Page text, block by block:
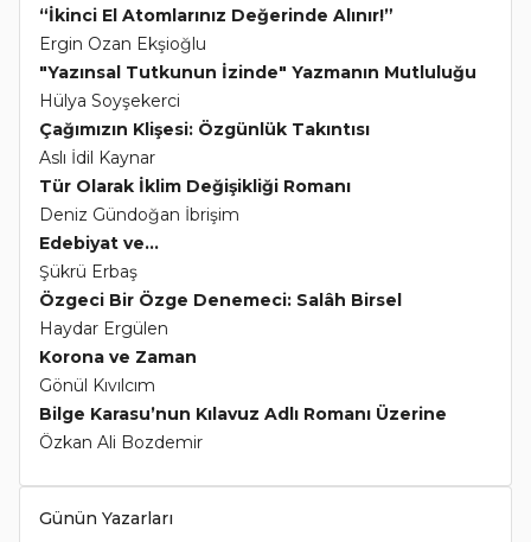
“İkinci El Atomlarınız Değerinde Alınır!”
Ergin Ozan Ekşioğlu
"Yazınsal Tutkunun İzinde" Yazmanın Mutluluğu
Hülya Soyşekerci
Çağımızın Klişesi: Özgünlük Takıntısı
Aslı İdil Kaynar
Tür Olarak İklim Değişikliği Romanı
Deniz Gündoğan İbrişim
Edebiyat ve...
Şükrü Erbaş
Özgeci Bir Özge Denemeci: Salâh Birsel
Haydar Ergülen
Korona ve Zaman
Gönül Kıvılcım
Bilge Karasu’nun Kılavuz Adlı Romanı Üzerine
Özkan Ali Bozdemir
Günün Yazarları